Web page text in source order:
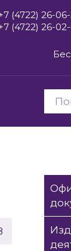
(4722) 26-
(4722) 26-